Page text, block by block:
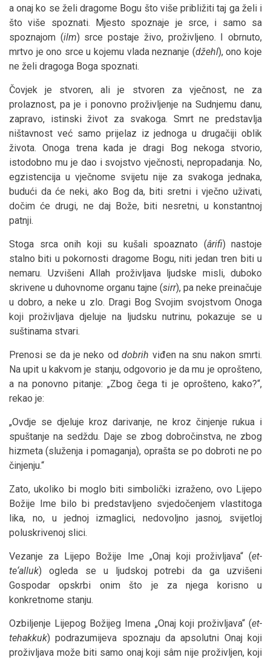
a onaj ko se želi dragome Bogu što više približiti taj ga želi i
što više spoznati. Mjesto spoznaje je srce, i samo sa
spoznajom (ilm) srce postaje živo, proživljeno. I obrnuto,
mrtvo je ono srce u kojemu vlada neznanje (džehl), ono koje
ne želi dragoga Boga spoznati.
Čovjek je stvoren, ali je stvoren za vječnost, ne za
prolaznost, pa je i ponovno proživljenje na Sudnjemu danu,
zapravo, istinski život za svakoga. Smrt ne predstavlja
ništavnost već samo prijelaz iz jednoga u drugačiji oblik
života. Onoga trena kada je dragi Bog nekoga stvorio,
istodobno mu je dao i svojstvo vječnosti, nepropadanja. No,
egzistencija u vječnome svijetu nije za svakoga jednaka,
budući da će neki, ako Bog da, biti sretni i vječno uživati,
dočim će drugi, ne daj Bože, biti nesretni, u konstantnoj
patnji.
Stoga srca onih koji su kušali spoaznato (ârifi) nastoje
stalno biti u pokornosti dragome Bogu, niti jedan tren biti u
nemaru. Uzvišeni Allah proživljava ljudske misli, duboko
skrivene u duhovnome organu tajne (sirr), pa neke preinačuje
u dobro, a neke u zlo. Dragi Bog Svojim svojstvom Onoga
koji proživljava djeluje na ljudsku nutrinu, pokazuje se u
suštinama stvari.
Prenosi se da je neko oddobrih viđen na snu nakon smrti.
Na upit u kakvom je stanju, odgovorio je da mu je oprošteno,
a na ponovno pitanje: „Zbog čega ti je oprošteno, kako?“,
rekao je:
„Ovdje se djeluje kroz darivanje, ne kroz činjenje rukua i
spuštanje na sedždu. Daje se zbog dobročinstva, ne zbog
hizmeta (služenja i pomaganja), oprašta se po dobroti ne po
činjenju.“
Zato, ukoliko bi moglo biti simbolički izraženo, ovo Lijepo
Božije Ime bilo bi predstavljeno svjedočenjem vlastitoga
lika, no, u jednoj izmaglici, nedovoljno jasnoj, svijetloj
poluskrivenoj slici.
Vezanje za Lijepo Božije Ime „Onaj koji proživljava“ (et-
te‘alluk) ogleda se u ljudskoj potrebi da ga uzvišeni
Gospodar opskrbi onim što je za njega korisno u
konkretnome stanju.
Ozbiljenje Lijepog Božijeg Imena „Onaj koji proživljava“ (et-
tehakkuk) podrazumijeva spoznaju da apsolutni Onaj koji
proživljava može biti samo onaj koji sâm nije proživljen, koji